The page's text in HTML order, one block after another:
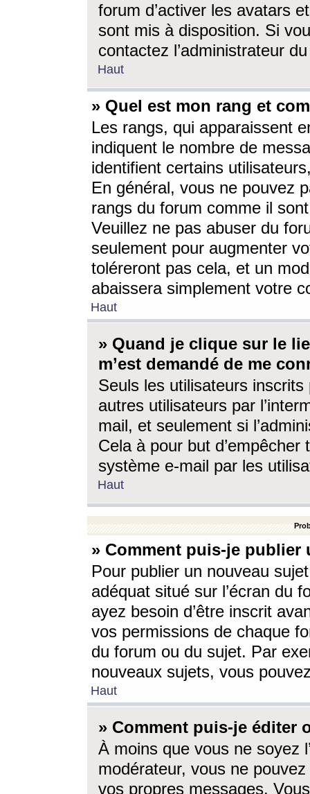
forum d’activer les avatars
sont mis à disposition. Si
contactez l’administrateur
Haut
» Quel est mon rang et
Les rangs, qui apparaissent
indiquent le nombre de
identifient certains
En général, vous ne pouvez
rangs du forum comme il
Veuillez ne pas abuser du
seulement pour augmenter
toléreront pas cela, et un
abaissera simplement votre
Haut
» Quand je clique sur le
m’est demandé de me
Seuls les utilisateurs
autres utilisateurs par
mail, et seulement si
Cela à pour but
système e-mail par les
Haut
» Comment puis-je
Pour publier un nouveau
adéquat situé sur l’écran du
ayez besoin d’être inscrit
vos permissions de chaque
du forum ou du sujet. Par
nouveaux sujets, vous
Haut
» Comment puis-je éditer
À moins que vous ne soyez
modérateur, vous ne
vos propres messages.